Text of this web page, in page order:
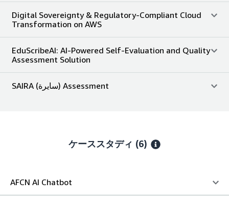
Digital Sovereignty & Regulatory-Compliant Cloud
Transformation on AWS
EduScribeAI: AI-Powered Self-Evaluation and Quality
Assessment Solution
SAIRA (سايرة) Assessment
ケーススタディ (6)
AFCN AI Chatbot